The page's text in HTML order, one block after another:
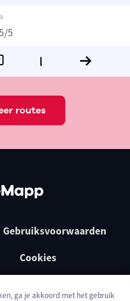
/5
routes
Gebruiksvoorwaarden
Cookies
ga je akkoord met het gebruik